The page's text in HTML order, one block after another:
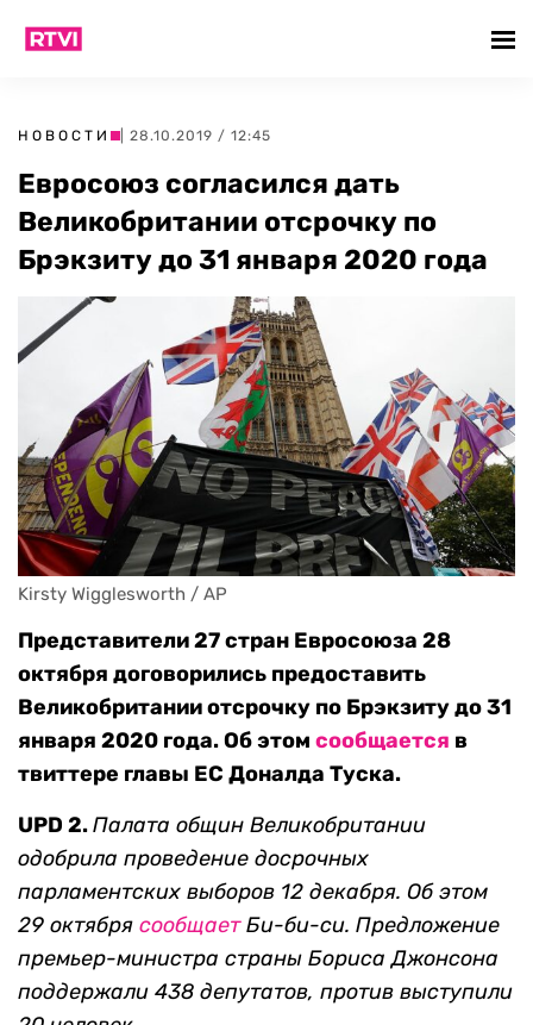
НОВОСТИ | 28.10.2019 / 12:45
Евросоюз согласился дать
Великобритании отсрочку по
Брэкзиту до 31 января 2020 года
Kirsty Wigglesworth / AP
Представители 27 стран Евросоюза 28
октября договорились предоставить
Великобритании отсрочку по Брэкзиту до 31
января 2020 года. Об этом сообщается в
твиттере главы ЕС Доналда Туска.
UPD 2.Палата общин Великобритании
одобрила проведение досрочных
парламентских выборов 12 декабря. Об этом
29 октября сообщаетБи-би-си. Предложение
премьер-министра страны Бориса Джонсона
поддержали 438 депутатов, против выступили